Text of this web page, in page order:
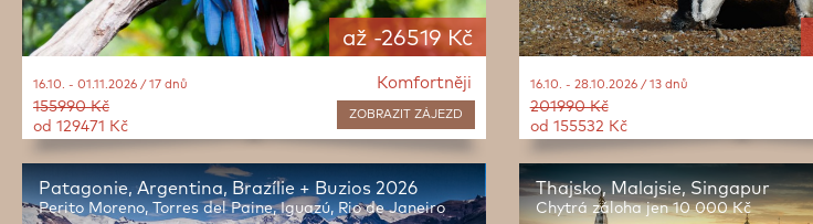
až -26519 Kč
Komfortněji
ZOBRAZIT ZÁJEZD
16.10. - 01.11.2026 / 17 dnů
155990 Kč
od 129471 Kč
16.10. - 28.10.2026 / 13 dnů
201990 Kč
od 155532 Kč
Patagonie, Argentina, Brazílie + Buzios 2026
Perito Moreno, Torres del Paine, Iguazú, Rio de Janeiro
Thajsko, Malajsie, Singapur
Chytrá záloha jen 10 000 Kč